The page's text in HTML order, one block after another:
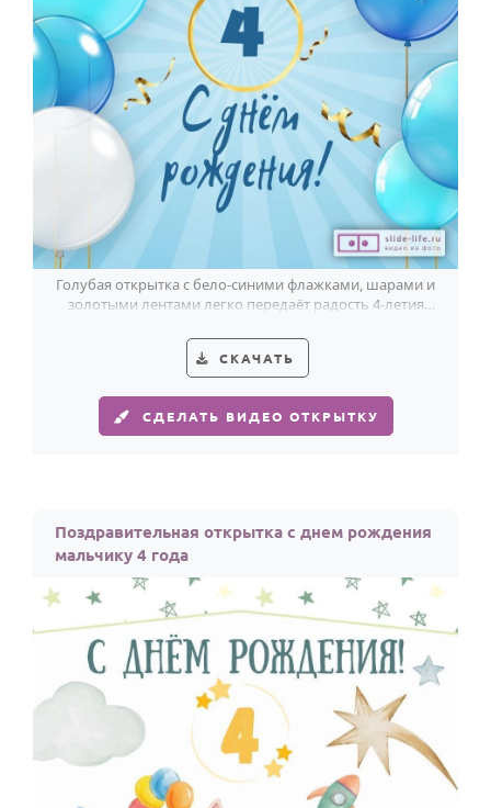
Голубая открытка с бело-синими флажками, шарами и
золотыми лентами легко передаёт радость 4-летия
СКАЧАТЬ
СДЕЛАТЬ ВИДЕО ОТКРЫТКУ
Поздравительная открытка с днем рождения
мальчику 4 года